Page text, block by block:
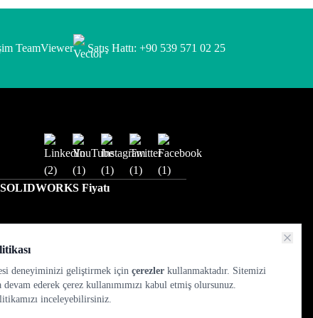
deneyiminizi geliştirmek için çerezler kullanmaktadır. Sitemizi
ederek çerez kullanımımızı kabul etmiş olursunuz.
inceleyebilirsiniz.
TeamViewer Satış Hattı: +90 539 571 02 25
SOLIDWORKS Fiyatı